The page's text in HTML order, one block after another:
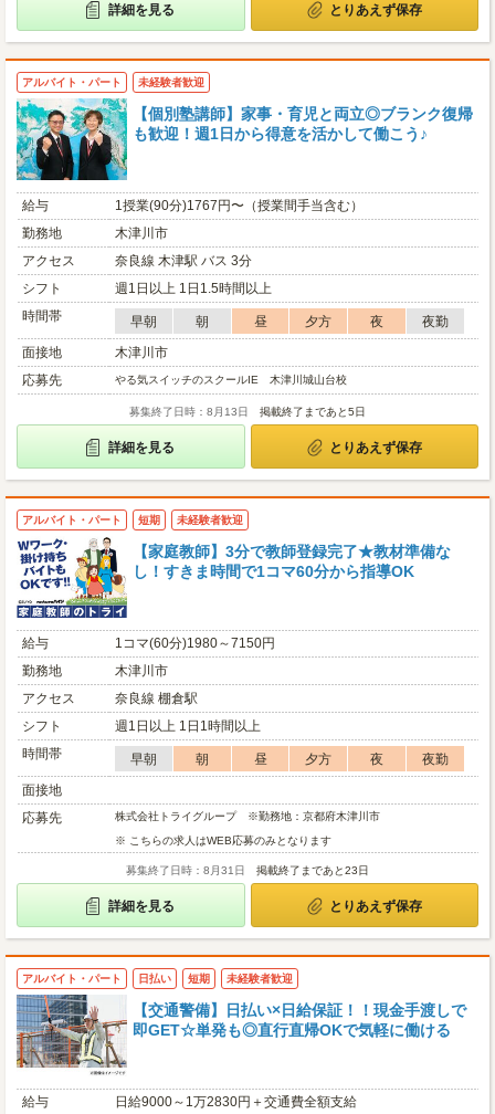
詳細を見る とりあえず保存
アルバイト・パート 未経験者歓迎
【個別塾講師】家事・育児と両立◎ブランク復帰
も歓迎！週1日から得意を活かして働こう♪
給与
1授業(90分)1767円〜（授業間手当含む）
勤務地
木津川市
アクセス
奈良線 木津駅 バス 3分
シフト
週1日以上 1日1.5時間以上
時間帯
早朝 朝 昼 夕方 夜
夜勤
面接地
木津川市
応募先
やる気スイッチのスクールIE 木津川城山台校
募集終了日時：8月13日 掲載終了まであと5日
詳細を見る とりあえず保存
アルバイト・パート 短期 未経験者歓迎
【家庭教師】3分で教師登録完了★教材準備な
し！すきま時間で1コマ60分から指導OK
給与
1コマ(60分)1980～7150円
勤務地
木津川市
アクセス
奈良線 棚倉駅
シフト
週1日以上 1日1時間以上
時間帯
早朝 朝 昼 夕方 夜
夜勤
面接地
応募先
株式会社トライグループ ※勤務地：京都府木津川市
※ こちらの求人はWEB応募のみとなります
募集終了日時：8月31日 掲載終了まであと23日
詳細を見る とりあえず保存
アルバイト・パート 日払い 短期 未経験者歓迎
【交通警備】日払い×日給保証！！現金手渡しで
即GET☆単発も◎直行直帰OKで気軽に働ける
給与
日給9000～1万2830円＋交通費全額支給